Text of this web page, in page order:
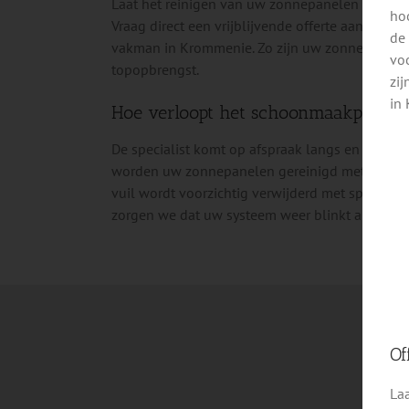
Vraag direct een vrijblijvende offerte aan via
vakman in Krommenie. Zo zijn uw
topopbrengst.
Hoe verloopt het
De specialist komt op afspraak langs en zorgt
worden uw zonnepanelen gereinigd met
vuil wordt voorzichtig verwijderd met speciale
zorgen we dat uw systeem weer blinkt als
de
in